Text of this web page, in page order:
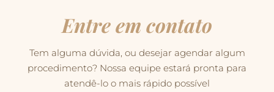
Entre em contato
Tem alguma dúvida, ou desejar agendar algum
procedimento? Nossa equipe estará pronta para
atendê-lo o mais rápido possível